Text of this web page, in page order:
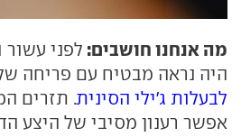
מה אנחנו חושבים: לפני עשור
היה נראה מבטיח עם פריחה
לבעלות ג'ילי הסינית. תזרים
אפשר רענון מסיבי של היצע